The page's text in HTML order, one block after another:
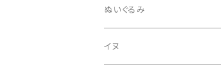
インテリア・置物
avec vous
フラワーベース
ぬいぐるみ
フレンチブルドッグ
イヌ